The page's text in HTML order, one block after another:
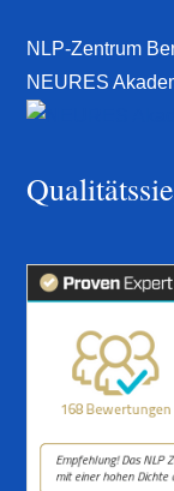
NLP-Zentrum
NEURES